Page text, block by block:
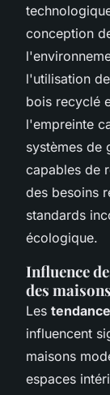
conception
l'utilisation
bois recyclé
l'empreinte
systèmes de
capables de
des besoins
standards
écologique.
Influence
des
Les
influencent
maisons
espaces